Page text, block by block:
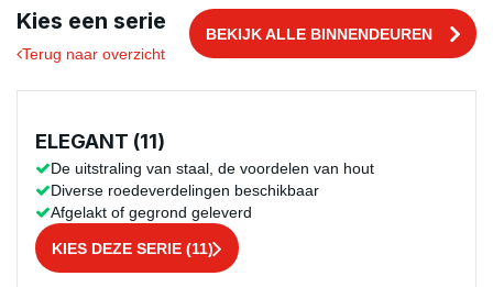
Kies een serie
Terug naar overzicht
BEKIJK ALLE BINNENDEUREN
ELEGANT (11)
De uitstraling van staal, de voordelen van hout
Diverse roedeverdelingen beschikbaar
Afgelakt of gegrond geleverd
KIES DEZE SERIE (11)